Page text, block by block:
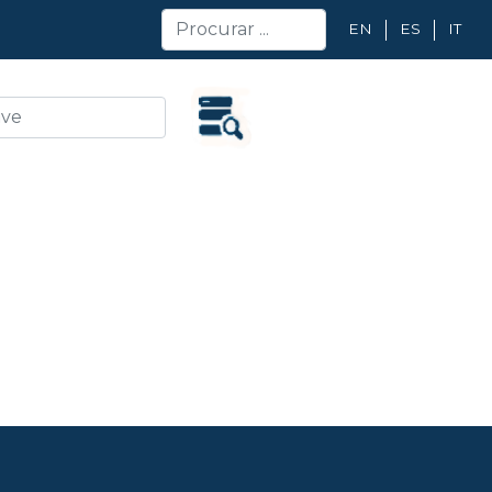
EN ES IT